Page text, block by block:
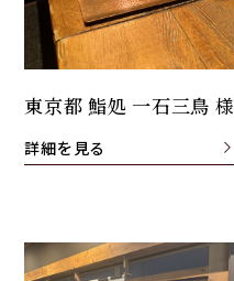
東京都 鮨処 一石三鳥 様
詳細を見る